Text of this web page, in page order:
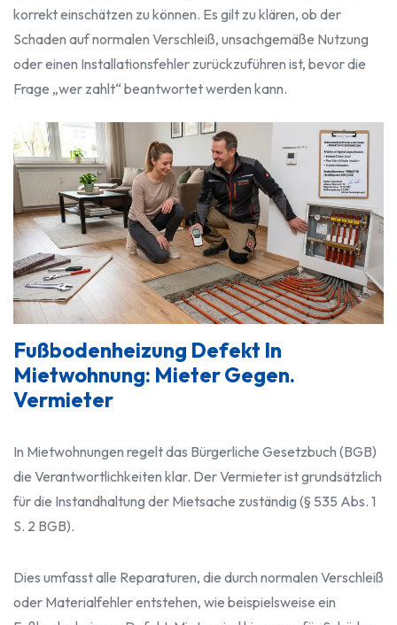
korrekt einschätzen zu können. Es gilt zu klären, ob der
Schaden auf normalen Verschleiß, unsachgemäße Nutzung
oder einen Installationsfehler zurückzuführen ist, bevor die
Frage „wer zahlt“ beantwortet werden kann.
Fußbodenheizung Defekt In
Mietwohnung: Mieter Gegen.
Vermieter
In Mietwohnungen regelt das Bürgerliche Gesetzbuch (BGB)
die Verantwortlichkeiten klar. Der Vermieter ist grundsätzlich
für die Instandhaltung der Mietsache zuständig (§ 535 Abs. 1
S. 2 BGB).
Dies umfasst alle Reparaturen, die durch normalen Verschleiß
oder Materialfehler entstehen, wie beispielsweise ein